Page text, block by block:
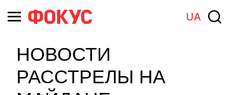
UA
НОВОСТИ
РАССТРЕЛЫ НА